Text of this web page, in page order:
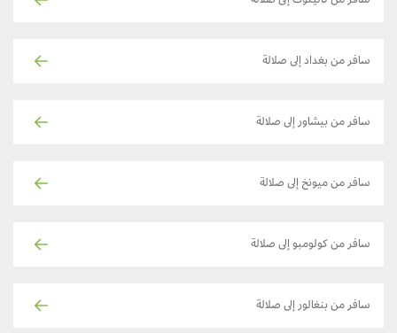
سافر من بغداد إلى صلالة
سافر من بيشاور إلى صلالة
سافر من ميونخ إلى صلالة
سافر من كولومبو إلى صلالة
سافر من بنغالور إلى صلالة